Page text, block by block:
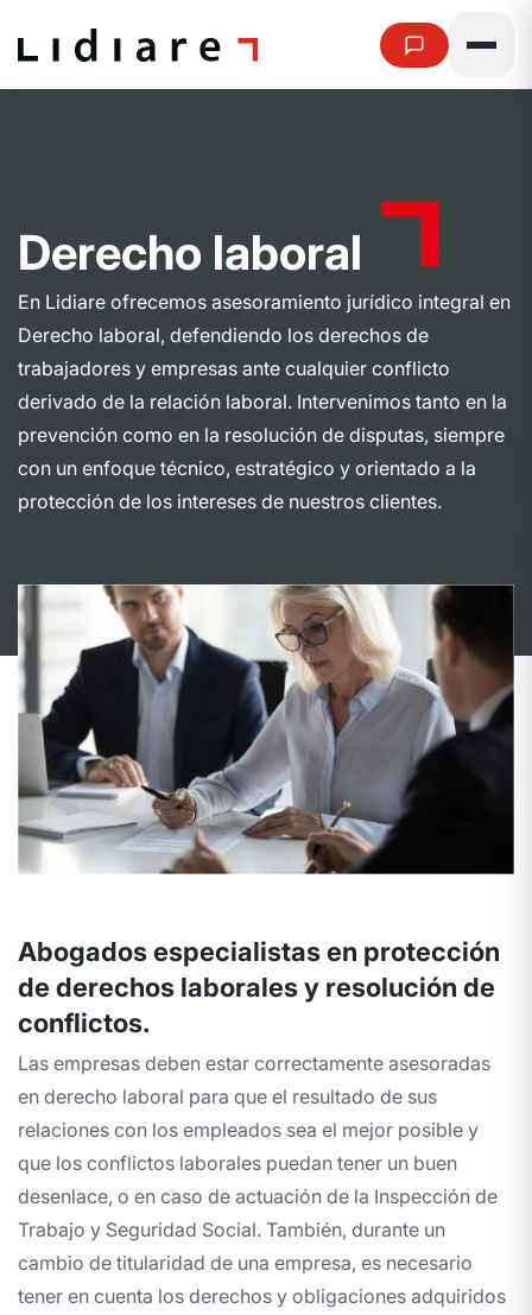
Derecho laboral
En Lidiare ofrecemos asesoramiento jurídico integral en
Derecho laboral, defendiendo los derechos de
trabajadores y empresas ante cualquier conflicto
derivado de la relación laboral. Intervenimos tanto en la
prevención como en la resolución de disputas, siempre
con un enfoque técnico, estratégico y orientado a la
protección de los intereses de nuestros clientes.
Abogados especialistas en protección
de derechos laborales y resolución de
conflictos.
Las empresas deben estar correctamente asesoradas
en derecho laboral para que el resultado de sus
relaciones con los empleados sea el mejor posible y
que los conflictos laborales puedan tener un buen
desenlace, o en caso de actuación de la Inspección de
Trabajo y Seguridad Social. También, durante un
cambio de titularidad de una empresa, es necesario
tener en cuenta los derechos y obligaciones adquiridos